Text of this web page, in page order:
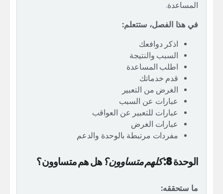
المساعدة.
في هذا الفصل، ستتعلم:
اذكر دوافعك
السبب والنتيجة
اطلب المساعدة
قدم خدماتك
الغرض من التعبير
عبارات عن السبب
عبارات للتعبير عن العواقب
عبارات الغرض
مفردات مرتبطة بالوحدة والدعم
الوحدة 8: كلهم متساوون؟هل هم متساوون؟
ما ستحققه: